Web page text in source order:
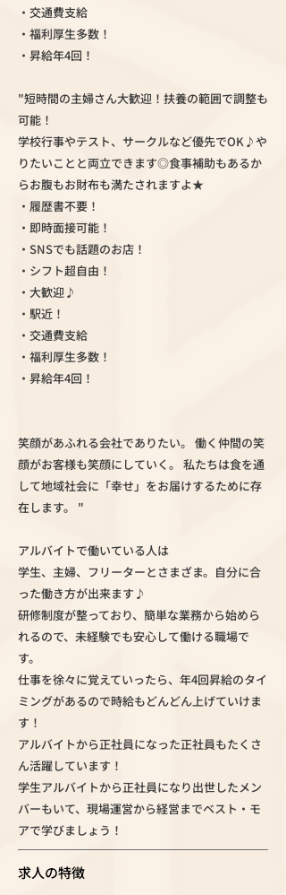
・交通費支給
・福利厚生多数！
・昇給年4回！
"短時間の主婦さん大歓迎！扶養の範囲で調整も
可能！
学校行事やテスト、サークルなど優先でOK♪や
りたいことと両立できます◎食事補助もあるか
らお腹もお財布も満たされますよ★
・履歴書不要！
・即時面接可能！
・SNSでも話題のお店！
・シフト超自由！
・大歓迎♪
・駅近！
・交通費支給
・福利厚生多数！
・昇給年4回！
笑顔があふれる会社でありたい。 働く仲間の笑
顔がお客様も笑顔にしていく。 私たちは食を通
して地域社会に「幸せ」をお届けするために存
在します。 "
アルバイトで働いている人は
学生、主婦、フリーターとさまざま。自分に合
った働き方が出来ます♪
研修制度が整っており、簡単な業務から始めら
れるので、未経験でも安心して働ける職場で
す。
仕事を徐々に覚えていったら、年4回昇給のタイ
ミングがあるので時給もどんどん上げていけま
す！
アルバイトから正社員になった正社員もたくさ
ん活躍しています！
学生アルバイトから正社員になり出世したメン
バーもいて、現場運営から経営までベスト・モ
アで学びましょう！
求人の特徴